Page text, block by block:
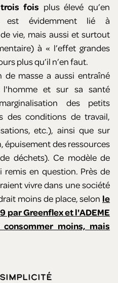
trois fois plus élevé qu’en
est évidemment lié à
vie, mais aussi et surtout
à « l’effet grandes
plus qu’il n’en faut.
de masse a aussi entraîné
et sur sa santé
des petits
des conditions de travail,
etc.), ainsi que sur
des ressources
déchets). Ce modèle de
en question. Près de
vivre dans une société
moins de place, selon le
par Greenflex et l'ADEME
moins, mais